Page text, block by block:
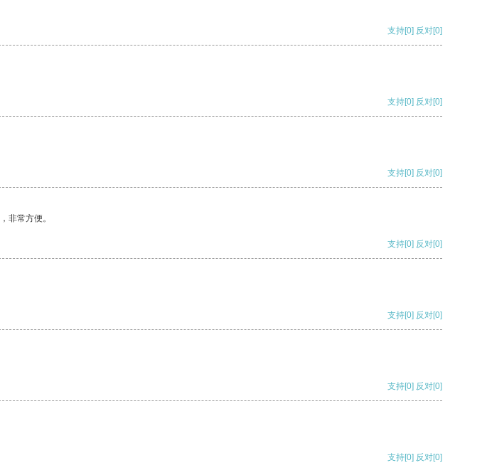
支持[0] 反对[0]
支持[0] 反对[0]
支持[0] 反对[0]
非常方便。
支持[0] 反对[0]
支持[0] 反对[0]
支持[0] 反对[0]
支持[0] 反对[0]